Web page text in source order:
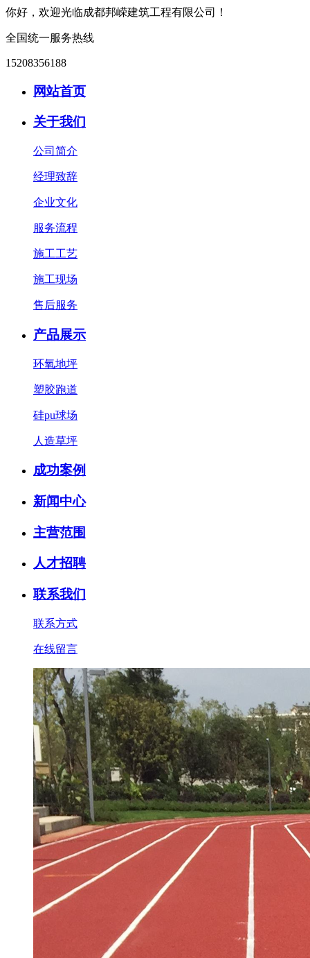
你好，欢迎光临成都邦嵘建筑工程有限公司！
全国统一服务热线
15208356188
网站首页
关于我们
公司简介
经理致辞
企业文化
服务流程
施工工艺
施工现场
售后服务
产品展示
环氧地坪
塑胶跑道
硅pu球场
人造草坪
成功案例
新闻中心
主营范围
人才招聘
联系我们
联系方式
在线留言